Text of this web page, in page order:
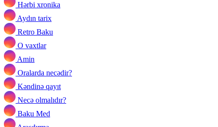
Hərbi xronika
Aydın tarix
Retro Baku
O vaxtlar
Amin
Oralarda necədir?
Kəndinə qayıt
Necə olmalıdır?
Baku Med